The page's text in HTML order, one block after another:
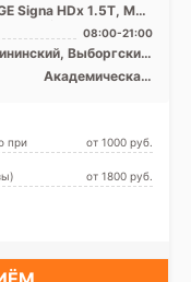
Signa HDx 1.5T, МРТ
Verio 3Т закрытый
тип, КТ Siemens S ...
08:00-21:00
Выборгский,
Курортный,
Лен. область
Академическая,
Площадь Мужества,
Проспект
при
от 1000 pуб.
от 1800 pуб.